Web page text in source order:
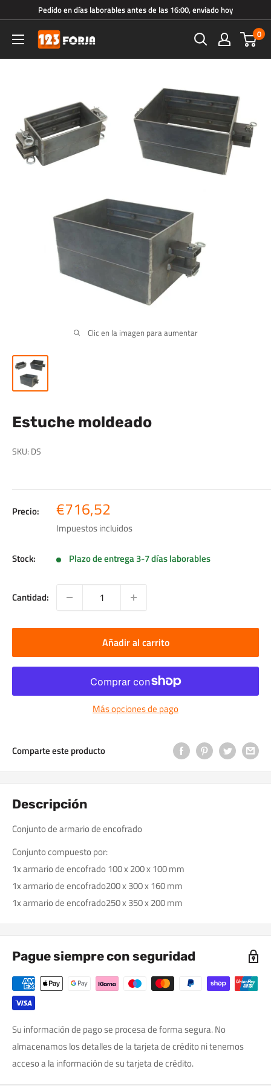
directamente
contenido
Pedido en días laborables antes de las 16:00, enviado hoy
123forja.es 0
Clic en la imagen para aumentar
Estuche moldeado
SKU: DS
Precio: Precio
de
venta
€716,52
Impuestos incluidos
Stock: Plazo de entrega 3-7 días laborables
Cantidad:
Añadir al carrito
Más opciones de pago
Comparte este producto
Descripción
Conjunto de armario de encofrado
Conjunto compuesto por:
1x armario de encofrado 100 x 200 x 100 mm
1xarmario de encofrado200 x 300 x 160 mm
1xarmario de encofrado250 x 350 x 200 mm
Pague siempre con seguridad
Su información de pago se procesa de forma segura. No
almacenamos los detalles de la tarjeta de crédito ni tenemos
acceso a la información de su tarjeta de crédito.